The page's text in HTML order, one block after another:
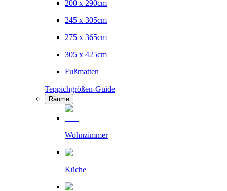
200 x 290cm
245 x 305cm
275 x 365cm
305 x 425cm
Fußmatten
Teppichgrößen-Guide
Räume
Wohnzimmer
Küche